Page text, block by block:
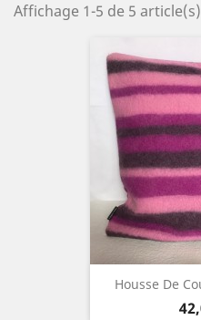
Affichage 1-5 de 5 article(s)
Housse De